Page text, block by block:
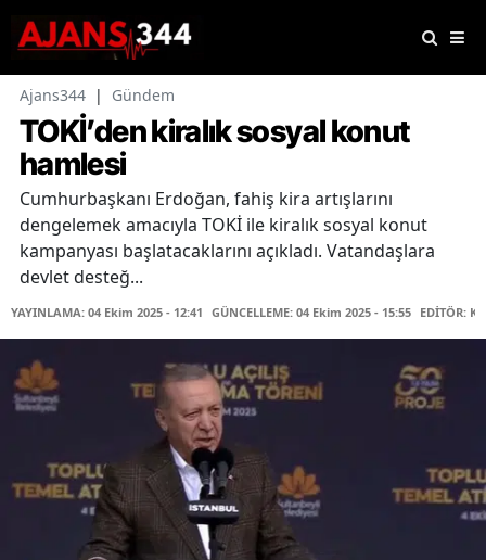
Ajans344 | Gündem
TOKİ’den kiralık sosyal konut
hamlesi
Cumhurbaşkanı Erdoğan, fahiş kira artışlarını
dengelemek amacıyla TOKİ ile kiralık sosyal konut
kampanyası başlatacaklarını açıkladı. Vatandaşlara
devlet desteğ...
YAYINLAMA: 04 Ekim 2025 - 12:41 GÜNCELLEME: 04 Ekim 2025 - 15:55 EDİTÖR: